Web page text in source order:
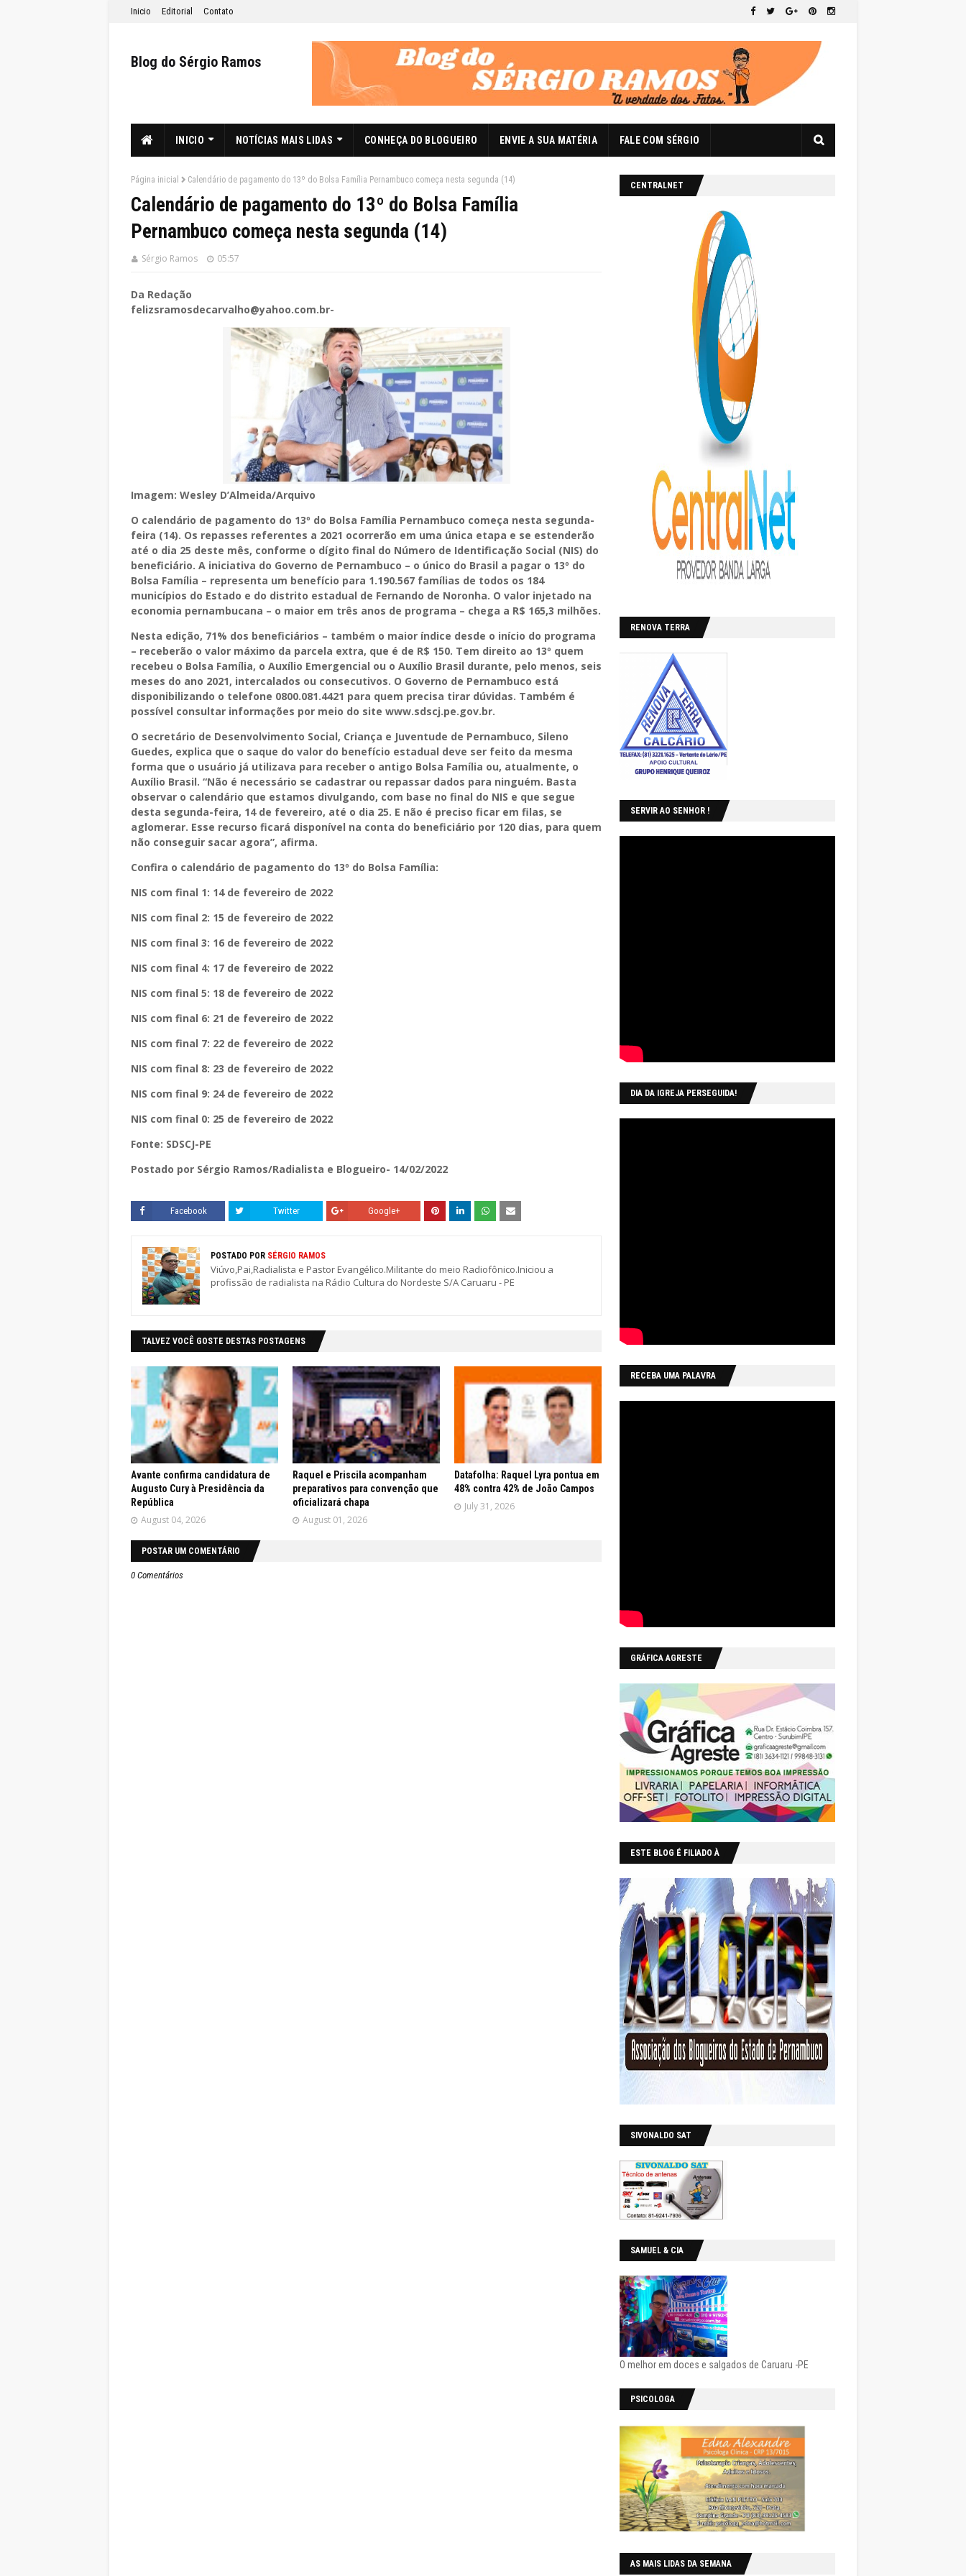
Inicio Editorial Contato
Blog do Sérgio Ramos
INICIO NOTÍCIAS MAIS LIDAS CONHEÇA DO BLOGUEIRO ENVIE A SUA MATÉRIA FALE COM SÉRGIO
Página inicial Calendário de pagamento do 13º do Bolsa Família Pernambuco começa nesta segunda (14)
Calendário de pagamento do 13º do Bolsa Família
Pernambuco começa nesta segunda (14)
Sérgio Ramos 05:57
Da Redação
felizsramosdecarvalho@yahoo.com.br-
Imagem: Wesley D’Almeida/Arquivo
O calendário de pagamento do 13º do Bolsa Família Pernambuco começa nesta segunda-
feira (14). Os repasses referentes a 2021 ocorrerão em uma única etapa e se estenderão
até o dia 25 deste mês, conforme o dígito final do Número de Identificação Social (NIS) do
beneficiário. A iniciativa do Governo de Pernambuco – o único do Brasil a pagar o 13º do
Bolsa Família – representa um benefício para 1.190.567 famílias de todos os 184
municípios do Estado e do distrito estadual de Fernando de Noronha. O valor injetado na
economia pernambucana – o maior em três anos de programa – chega a R$ 165,3 milhões.
Nesta edição, 71% dos beneficiários – também o maior índice desde o início do programa
– receberão o valor máximo da parcela extra, que é de R$ 150. Tem direito ao 13º quem
recebeu o Bolsa Família, o Auxílio Emergencial ou o Auxílio Brasil durante, pelo menos, seis
meses do ano 2021, intercalados ou consecutivos. O Governo de Pernambuco está
disponibilizando o telefone 0800.081.4421 para quem precisa tirar dúvidas. Também é
possível consultar informações por meio do site www.sdscj.pe.gov.br.
O secretário de Desenvolvimento Social, Criança e Juventude de Pernambuco, Sileno
Guedes, explica que o saque do valor do benefício estadual deve ser feito da mesma
forma que o usuário já utilizava para receber o antigo Bolsa Família ou, atualmente, o
Auxílio Brasil. “Não é necessário se cadastrar ou repassar dados para ninguém. Basta
observar o calendário que estamos divulgando, com base no final do NIS e que segue
desta segunda-feira, 14 de fevereiro, até o dia 25. E não é preciso ficar em filas, se
aglomerar. Esse recurso ficará disponível na conta do beneficiário por 120 dias, para quem
não conseguir sacar agora”, afirma.
Confira o calendário de pagamento do 13º do Bolsa Família:
NIS com final 1: 14 de fevereiro de 2022
NIS com final 2: 15 de fevereiro de 2022
NIS com final 3: 16 de fevereiro de 2022
NIS com final 4: 17 de fevereiro de 2022
NIS com final 5: 18 de fevereiro de 2022
NIS com final 6: 21 de fevereiro de 2022
NIS com final 7: 22 de fevereiro de 2022
NIS com final 8: 23 de fevereiro de 2022
NIS com final 9: 24 de fevereiro de 2022
NIS com final 0: 25 de fevereiro de 2022
Fonte: SDSCJ-PE
Postado por Sérgio Ramos/Radialista e Blogueiro- 14/02/2022
Facebook Twitter Google+
POSTADO POR SÉRGIO RAMOS
Viúvo,Pai,Radialista e Pastor Evangélico.Militante do meio Radiofônico.Iniciou a
profissão de radialista na Rádio Cultura do Nordeste S/A Caruaru - PE
TALVEZ VOCÊ GOSTE DESTAS POSTAGENS
Avante confirma candidatura de
Augusto Cury à Presidência da
República
August 04, 2026
Raquel e Priscila acompanham
preparativos para convenção que
oficializará chapa
August 01, 2026
Datafolha: Raquel Lyra pontua em
48% contra 42% de João Campos
July 31, 2026
POSTAR UM COMENTÁRIO
0 Comentários
CENTRALNET
RENOVA TERRA
SERVIR AO SENHOR !
DIA DA IGREJA PERSEGUIDA!
RECEBA UMA PALAVRA
GRÁFICA AGRESTE
ESTE BLOG É FILIADO À
SIVONALDO SAT
SAMUEL & CIA
O melhor em doces e salgados de Caruaru -PE
PSICOLOGA
AS MAIS LIDAS DA SEMANA